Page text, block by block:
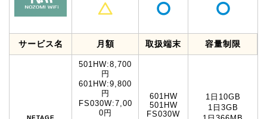
サービス名 月額 取扱端末 容量制限
NETAGE
501HW:8,700
円
601HW:9,800
円
FS030W:7,00
0円
601HW
501HW
FS030W
1日10GB
1日3GB